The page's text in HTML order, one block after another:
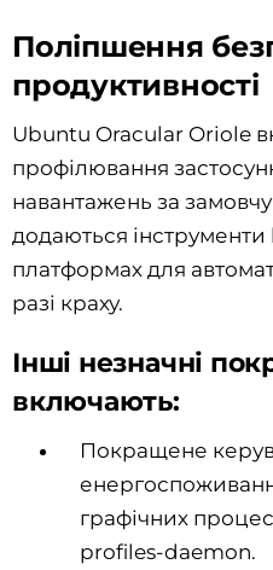
Поліпшення
продуктивності
Ubuntu Oracular Oriole
профілювання
навантажень за
додаються
платформах для
разі краху.
Інші незначні
включають:
Покращене
графічних
profiles-daemon.